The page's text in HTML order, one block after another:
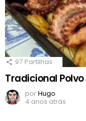
97 Partilhas
Tradicional
porHugo
4 anos atrás